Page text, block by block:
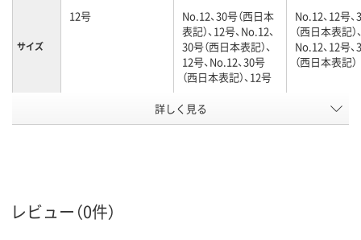
サイズ
12号
No.12、30号（西日本
表記）、12号、No.12、
30号（西日本表記）、
12号、No.12、30号
（西日本表記）、12号
No.12、12号
（西日本表記）
No.12、12号
（西日本表記）
0.012mm 0.012mm
詳しく見る
レビュー（0件）